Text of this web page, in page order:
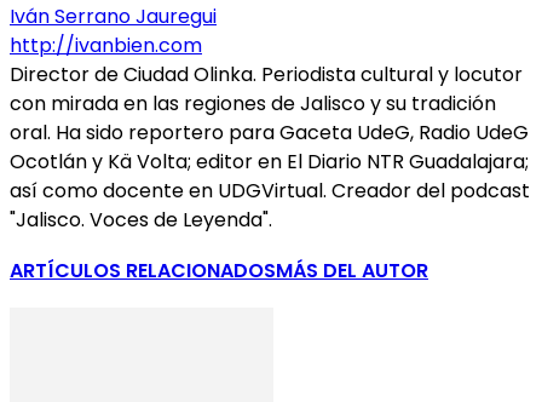
Iván Serrano Jauregui
http://ivanbien.com
Director de Ciudad Olinka. Periodista cultural y locutor
con mirada en las regiones de Jalisco y su tradición
oral. Ha sido reportero para Gaceta UdeG, Radio UdeG
Ocotlán y Kä Volta; editor en El Diario NTR Guadalajara;
así como docente en UDGVirtual. Creador del podcast
"Jalisco. Voces de Leyenda".
ARTÍCULOS RELACIONADOSMÁS DEL AUTOR